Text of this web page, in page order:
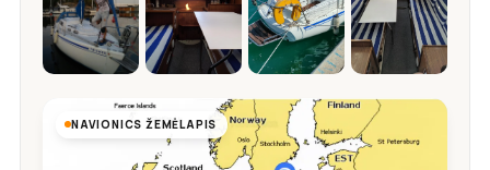
NAVIONICS ŽEMĖLAPIS